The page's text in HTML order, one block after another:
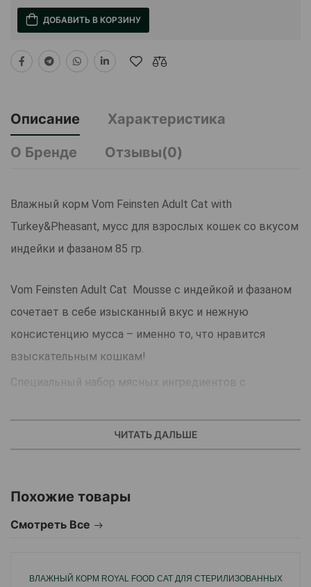
ДОБАВИТЬ В КОРЗИНУ
Описание
Характеристика
О Бренде
Отзывы(0)
Влажный корм Vom Feinsten Adult Cat with
Turkey&Pheasant, мусс для взрослых кошек со вкусом
индейки и фазаном 85 гр.
Vom Feinsten Adult Cat Mousse с индейкой и фазаном
сочетает в себе изысканный вкус и нежную
консистенцию мусса – именно то, что нравится
взыскательным кошкам!
Специальный набор мясных ингредиентов с
Изысканные моменты наслаждения для пушистых
подходит для питания взрослых кошек от 1 до 6 лет.
Мусс для взрослых Vom Feinsten с индейкой и
ЧИТАТЬ ДАЛЬШЕ
Похожие товары
Смотреть Все
ВЛАЖНЫЙ КОРМ ROYAL FOOD CAT ДЛЯ СТЕРИЛИЗОВАННЫХ